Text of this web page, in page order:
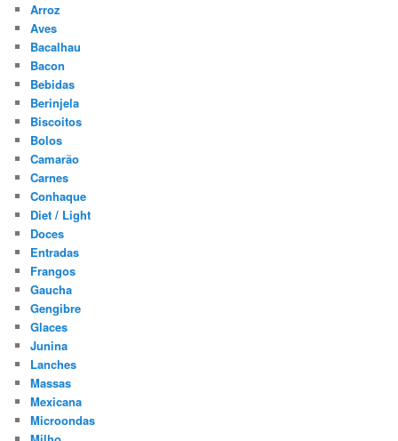
Arroz
Aves
Bacalhau
Bacon
Bebidas
Berinjela
Biscoitos
Bolos
Camarão
Carnes
Conhaque
Diet / Light
Doces
Entradas
Frangos
Gaucha
Gengibre
Glaces
Junina
Lanches
Massas
Mexicana
Microondas